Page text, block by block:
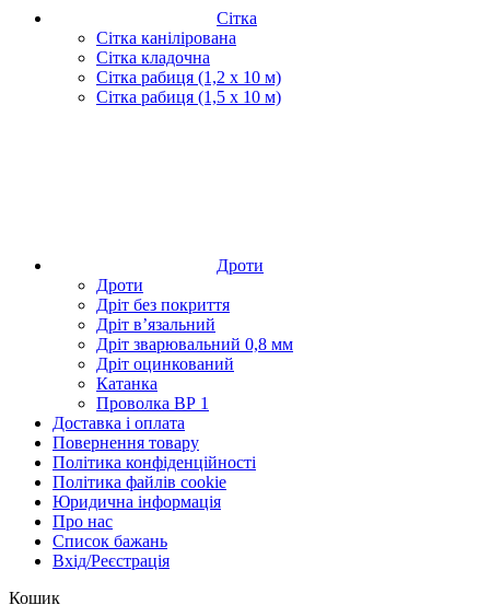
Сітка
Сітка канілірована
Сітка кладочна
Сітка рабиця (1,2 x 10 м)
Сітка рабиця (1,5 x 10 м)
Дроти
Дроти
Дріт без покриття
Дріт в’язальний
Дріт зварювальний 0,8 мм
Дріт оцинкований
Катанка
Проволка ВР 1
Доставка і оплата
Повернення товару
Політика конфіденційності
Політика файлів cookie
Юридична інформація
Про нас
Список бажань
Вхід/Реєстрація
Кошик